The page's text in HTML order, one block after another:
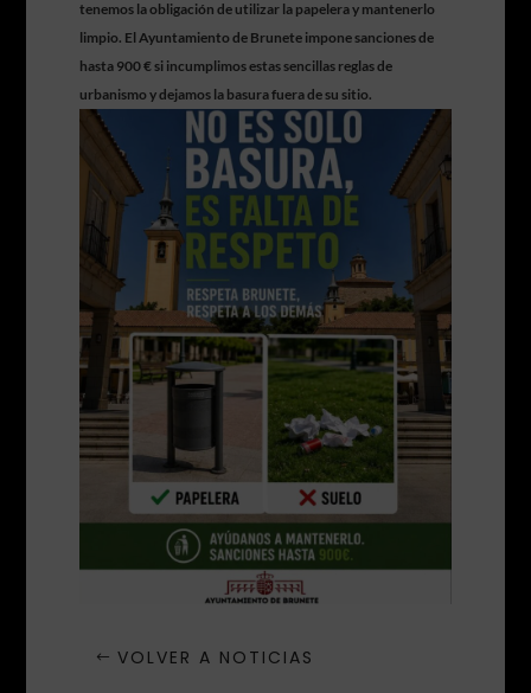
tenemos la obligación de utilizar la papelera y mantenerlo
limpio. El Ayuntamiento de Brunete impone sanciones de
hasta 900 € si incumplimos estas sencillas reglas de
urbanismo y dejamos la basura fuera de su sitio.
VOLVER A NOTICIAS